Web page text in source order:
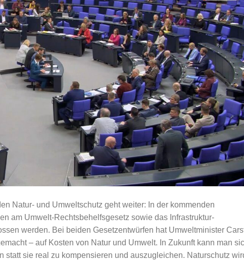
Natur- und Umweltschutz geht weiter: In der kommenden
am Umwelt-Rechtsbehelfsgesetz sowie das Infrastruktur-
werden. Bei beiden Gesetzentwürfen hat Umweltminister
– auf Kosten von Natur und Umwelt. In Zukunft kann man
statt sie real zu kompensieren und auszugleichen. Naturschutz